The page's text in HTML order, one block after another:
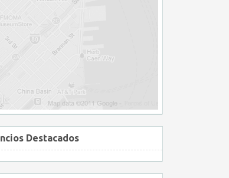
Destacados